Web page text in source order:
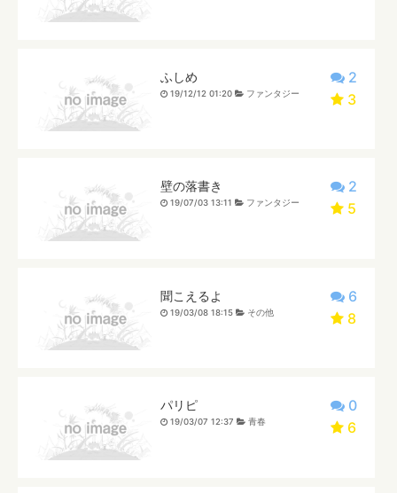
2
3
ふしめ
19/12/12 01:20 ファンタジー
2
5
壁の落書き
19/07/03 13:11 ファンタジー
6
8
聞こえるよ
19/03/08 18:15 その他
0
6
パリピ
19/03/07 12:37 青春